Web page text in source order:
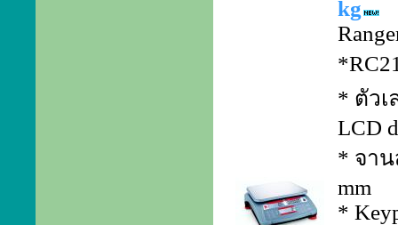
kg
* ตัวเ
LCD
* จาน
mm
*